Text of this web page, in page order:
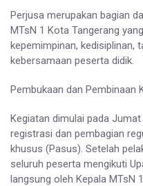
Perjusa merupakan bagian
MTsN 1 Kota Tangerang
kepemimpinan, kedisiplinan,
kebersamaan peserta didik.
Pembukaan dan Pembinaan
Kegiatan dimulai pada
registrasi dan pembagian
khusus (Pasus). Setelah
seluruh peserta mengikuti
langsung oleh Kepala MTsN